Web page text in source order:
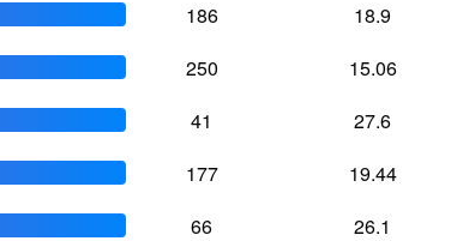
186 18.9
250 15.06
41 27.6
177 19.44
66 26.1